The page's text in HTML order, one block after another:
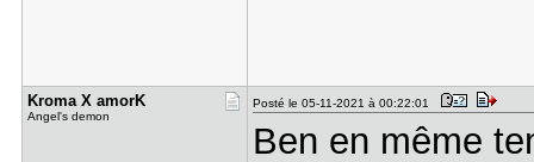
Kroma X am​orK
Angel's demon
Posté le 05-11-2021 à 00:22:01
Ben en même